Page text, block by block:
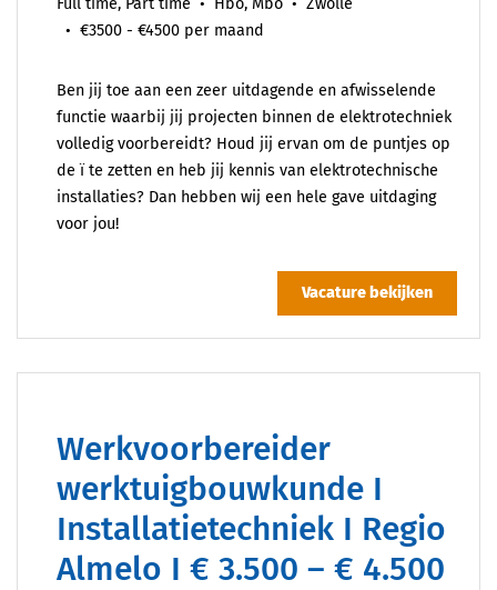
Full time, Part time Hbo, Mbo
Zwolle
€3500 - €4500 per maand
Ben jij toe aan een zeer uitdagende en afwisselende
functie waarbij jij projecten binnen de elektrotechniek
volledig voorbereidt? Houd jij ervan om de puntjes op
de ï te zetten en heb jij kennis van elektrotechnische
installaties? Dan hebben wij een hele gave uitdaging
voor jou!
Vacature bekijken
Werkvoorbereider
werktuigbouwkunde I
Installatietechniek I Regio
Almelo I € 3.500 – € 4.500